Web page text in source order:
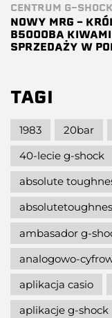
CENTRUM G-SHOCK
NOWY MRG –
B5000BA KIWAMI
SPRZEDAŻY W
TAGI
1983 20bar
40-lecie g-shock
absolute
ambasador g-
analogowo-
aplikacja casio
aplikacje g-shock